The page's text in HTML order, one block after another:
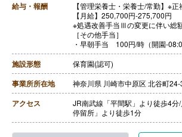
給与・報酬
【管理栄養士・栄養士/常勤】※正
【月給】250,700円-275,700円
※処遇改善手当Ⅲの変更に伴い総
［その他手当］
・早朝手当 100円/時（開園-
・夜間手当 100円/時（18:00-閉
・残業代 1分単位で支給
【賞与】年3回（全国平均
※6月、12月、3月支給、3月分は
※評価期間中に基準に満たす勤務
ある場合は支給額0円
【通勤手当】あり（上限50,000円/
【昇給】年1回
施設形態 保育園(認可)
事業所所在地 神奈川県 川崎市中原区 北谷町24-
アクセス
JR南武線「平間駅」より徒歩4
停留所」より徒歩1分